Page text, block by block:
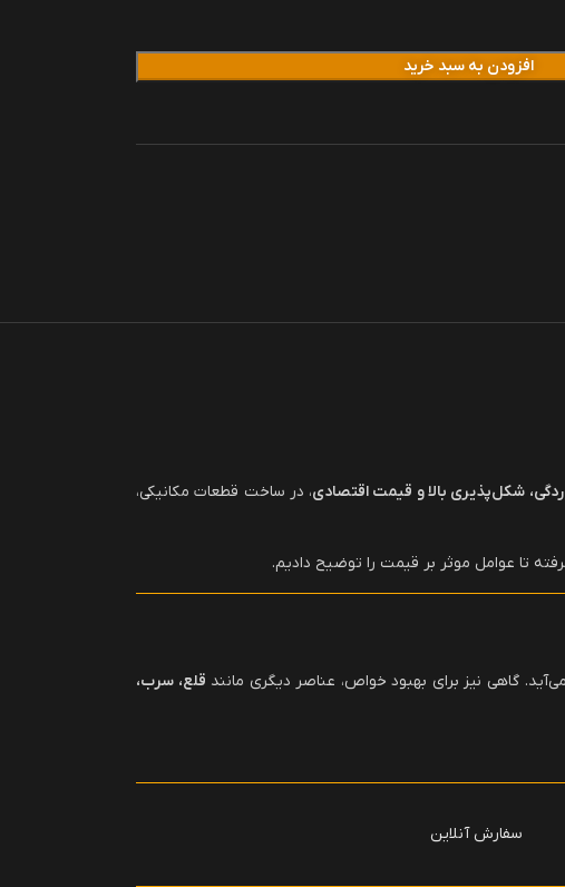
افزودن به سبد خرید
شکل‌پذیری بالا و قیمت اقتصادی، در ساخت قطعات مکانیکی،
تا عوامل موثر بر قیمت را توضیح دادیم.
گاهی نیز برای بهبود خواص، عناصر دیگری مانند قلع، سرب،
سفارش آنلاین